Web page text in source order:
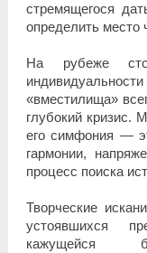
стремящегося
определить место
На рубеже
«вместилища»
глубокий кризис.
его симфония —
гармонии,
процесс поиска
Творческие
устоявшихся
кажущейся